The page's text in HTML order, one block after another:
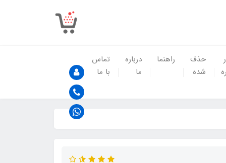
حذف
شده
راهنما
درباره
ما
تماس
با ما